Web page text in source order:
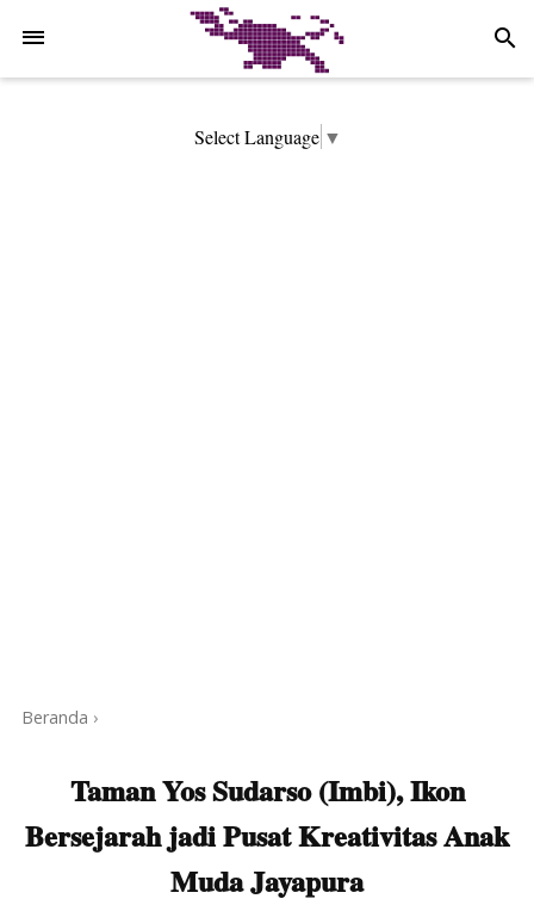
search
Select Language ▼
Beranda ›
Taman Yos Sudarso (Imbi), Ikon
Bersejarah jadi Pusat Kreativitas Anak
Muda Jayapura